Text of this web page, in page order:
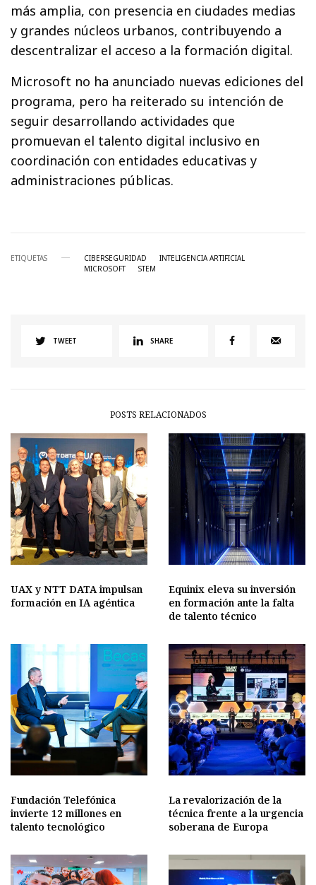
más amplia, con presencia en ciudades medias
y grandes núcleos urbanos, contribuyendo a
descentralizar el acceso a la formación digital.
Microsoft no ha anunciado nuevas ediciones del
programa, pero ha reiterado su intención de
seguir desarrollando actividades que
promuevan el talento digital inclusivo en
coordinación con entidades educativas y
administraciones públicas.
ETIQUETAS CIBERSEGURIDAD
INTELIGENCIA ARTIFICIAL
MICROSOFT
STEM
TWEET SHARE
POSTS RELACIONADOS
UAX y NTT DATA impulsan
formación en IA agéntica
Equinix eleva su inversión
en formación ante la falta
de talento técnico
Fundación Telefónica
invierte 12 millones en
talento tecnológico
La revalorización de la
técnica frente a la urgencia
soberana de Europa